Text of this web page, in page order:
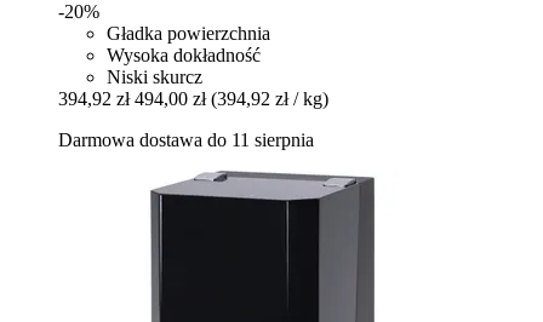
-20%
Gładka powierzchnia
Wysoka dokładność
Niski skurcz
394,92 zł 494,00 zł (394,92 zł / kg)
Darmowa dostawa do 11 sierpnia